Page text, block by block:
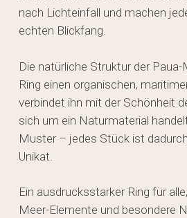
nach Lichteinfall und machen
echten Blickfang.
Die natürliche Struktur der
Ring einen organischen,
verbindet ihn mit der Schönheit
sich um ein Naturmaterial
Muster – jedes Stück ist
Unikat.
Ein ausdrucksstarker Ring für
Meer-Elemente und besondere